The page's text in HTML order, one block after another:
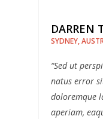
DARREN
SYDNEY,
“Sed ut
natus error
doloremque
aperiam,